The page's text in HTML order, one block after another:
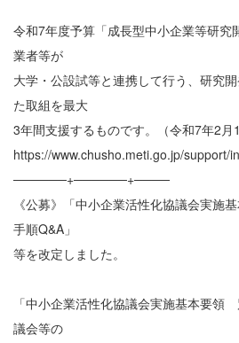
令和7年度予算「成長型中小企業等研究
業者等が
大学・公設試等と連携して行う、研究
た取組を最大
3年間支援するものです。（令和7年2月
https://www.chusho.meti.go.jp/support/
──────+──────+────
《公募》「中小企業活性化協議会実施
手順Q&A」
等を改定しました。
「中小企業活性化協議会実施基本要
議会等の